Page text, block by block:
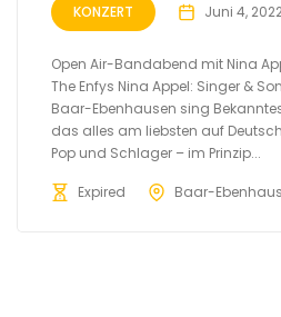
KONZERT Juni 4,
Open Air-Bandabend mit Nina
The Enfys Nina Appel: Singer &
Baar-Ebenhausen sing
das alles am liebsten auf
Pop und Schlager – im Prinzip...
Expired Baar-